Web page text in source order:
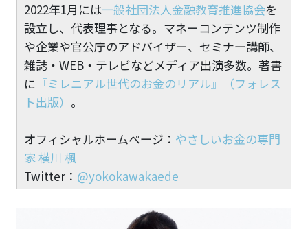
2022年1月には一般社団法人金融教育推進協会を
設立し、代表理事となる。マネーコンテンツ制作
や企業や官公庁のアドバイザー、セミナー講師、
雑誌・WEB・テレビなどメディア出演多数。著書
に 『ミレニアル世代のお金のリアル』（フォレス
ト出版） 。
オフィシャルホームページ： やさしいお金の専門
家 横川 楓
Twitter： @yokokawakaede